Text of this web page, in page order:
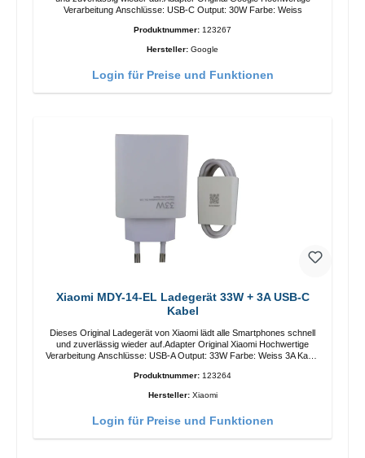
Verarbeitung Anschlüsse: USB-C Output: 30W Farbe: Weiss
Produktnummer: 123267
Hersteller: Google
Login für Preise und Funktionen
Xiaomi MDY-14-EL Ladegerät 33W + 3A USB-C
Kabel
Dieses Original Ladegerät von Xiaomi lädt alle Smartphones schnell
und zuverlässig wieder auf.Adapter Original Xiaomi Hochwertige
Verarbeitung Anschlüsse: USB-A Output: 33W Farbe: Weiss 3A Kabel
Produktnummer: 123264
Hersteller: Xiaomi
Login für Preise und Funktionen